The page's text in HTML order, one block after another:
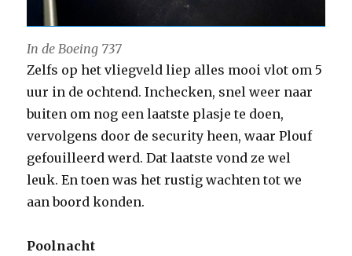
In de Boeing 737
Zelfs op het vliegveld liep alles mooi vlot om 5
uur in de ochtend. Inchecken, snel weer naar
buiten om nog een laatste plasje te doen,
vervolgens door de security heen, waar Plouf
gefouilleerd werd. Dat laatste vond ze wel
leuk. En toen was het rustig wachten tot we
aan boord konden.
Poolnacht